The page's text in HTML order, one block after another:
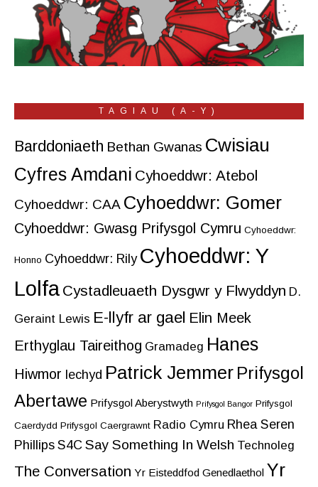
TAGIAU (A-Y)
Barddoniaeth Bethan Gwanas Cwisiau
Cyfres Amdani Cyhoeddwr: Atebol
Cyhoeddwr: CAA Cyhoeddwr: Gomer
Cyhoeddwr: Gwasg Prifysgol Cymru Cyhoeddwr:
Honno Cyhoeddwr: Rily Cyhoeddwr: Y
Lolfa Cystadleuaeth Dysgwr y Flwyddyn D.
Geraint Lewis E-llyfr ar gael Elin Meek
Erthyglau Taireithog Gramadeg Hanes
Hiwmor Iechyd Patrick Jemmer Prifysgol
Abertawe Prifysgol Aberystwyth Prifysgol Bangor Prifysgol
Caerdydd Prifysgol Caergrawnt Radio Cymru Rhea Seren
Phillips S4C Say Something In Welsh Technoleg
The Conversation Yr Eisteddfod Genedlaethol Yr